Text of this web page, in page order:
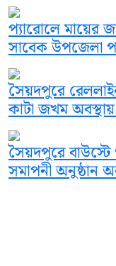
প্যারোলে মায়ের
সাবেক উপজেলা
সৈয়দপুরে
কাটা জখম
সৈয়দপুরে বাউস্টে
সমাপনী অনুষ্ঠান